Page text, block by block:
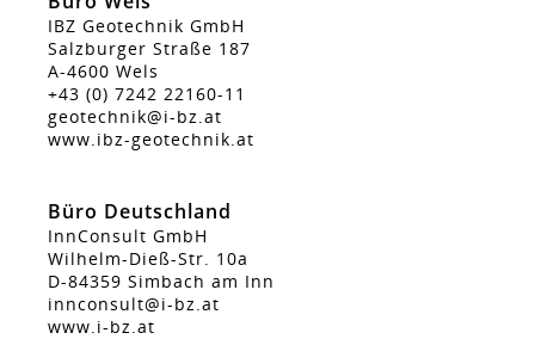
IBZ Geotechnik GmbH
Salzburger Straße 187
A-4600 Wels
+43 (0) 7242 22160-11
geotechnik@i-bz.at
www.ibz-geotechnik.at
Büro Deutschland
InnConsult GmbH
Wilhelm-Dieß-Str. 10a
D-84359 Simbach am Inn
innconsult@i-bz.at
www.i-bz.at